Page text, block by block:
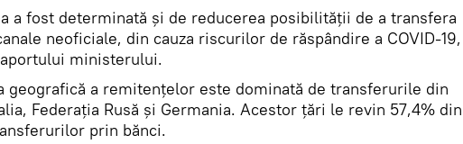
a fost determinată și de reducerea posibilității de a transfera
neoficiale, din cauza riscurilor de răspândire a COVID-19,
ministerului.
geografică a remitențelor este dominată de transferurile din
Federația Rusă și Germania. Acestor țări le revin 57,4% din
prin bănci.